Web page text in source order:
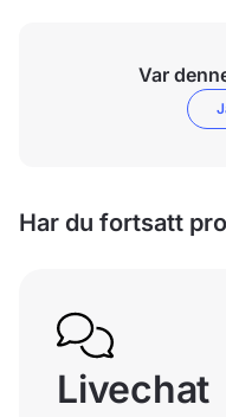
Var
Har du fortsatt
Livechat